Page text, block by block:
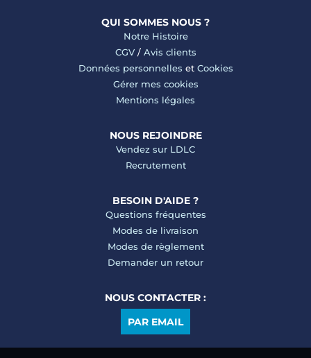
QUI SOMMES NOUS ?
Notre Histoire
CGV/ Avis clients
Données personnelles et Cookies
Gérer mes cookies
Mentions légales
NOUS REJOINDRE
Vendez sur LDLC
Recrutement
BESOIN D'AIDE ?
Questions fréquentes
Modes de livraison
Modes de règlement
Demander un retour
NOUS CONTACTER :
PAR EMAIL